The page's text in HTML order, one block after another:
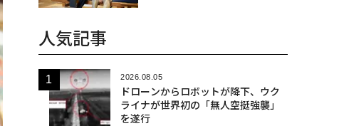
人気記事
2026.08.05
ドローンからロボットが降下、ウク
ライナが世界初の「無人空挺強襲」
を遂行